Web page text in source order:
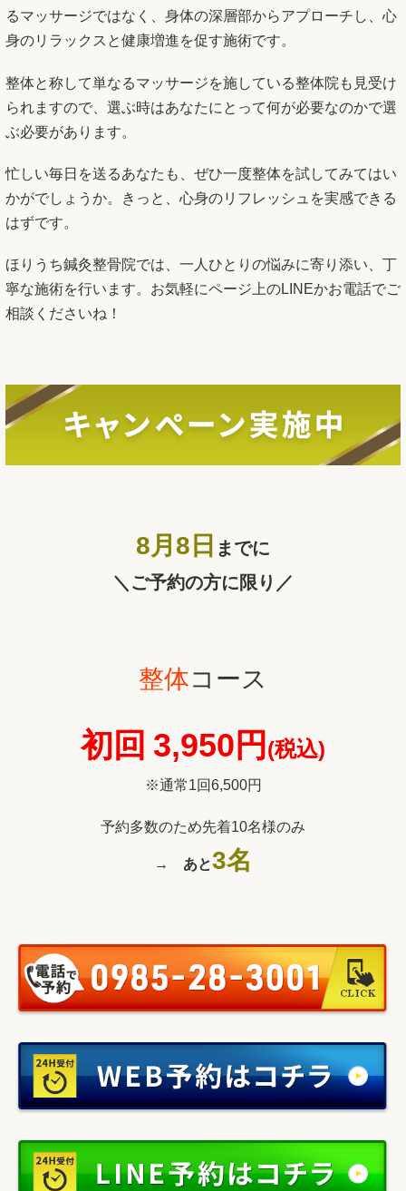
るマッサージではなく、身体の深層部からアプローチし、心
身のリラックスと健康増進を促す施術です。
整体と称して単なるマッサージを施している整体院も見受け
られますので、選ぶ時はあなたにとって何が必要なのかで選
ぶ必要があります。
忙しい毎日を送るあなたも、ぜひ一度整体を試してみてはい
かがでしょうか。きっと、心身のリフレッシュを実感できる
はずです。
ほりうち鍼灸整骨院では、一人ひとりの悩みに寄り添い、丁
寧な施術を行います。お気軽にページ上のLINEかお電話でご
相談くださいね！
8月8 日 までに
＼ご予約の方に限り／
整体コース
初回 3,950円 (税込)
※通常1回6,500円
予約多数のため先着10名様のみ
→ あと3名